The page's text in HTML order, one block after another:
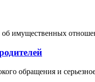
об имущественных
обращения и